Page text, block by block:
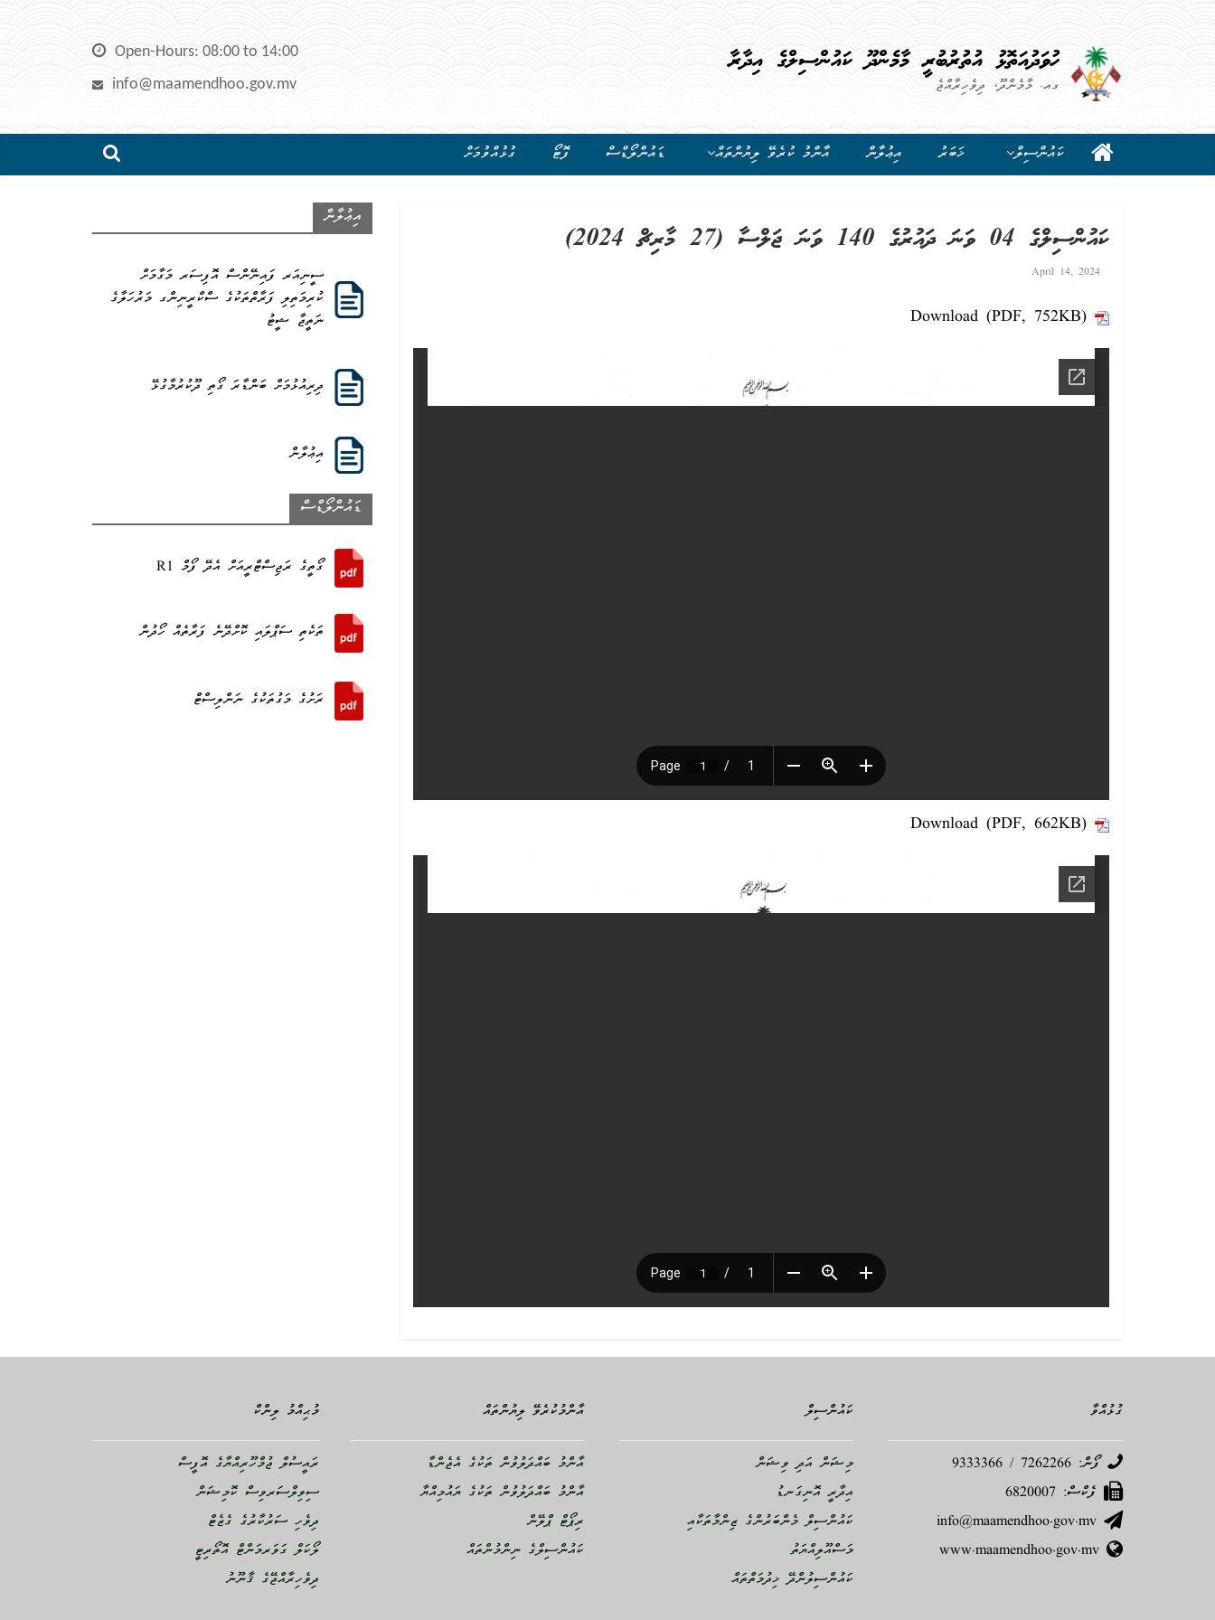
Skip
ހުވަދުއަތޮޅު އުތުރުބުރީ މާމެންދޫ ކައުންސިލްގެ އިދާރާ
ގއ. މާމެންދޫ، ދިވެހިރާއްޖެ
Open-Hours: 08:00 to 14:00
info@maamendhoo.gov.mv
ކައުންސިލް ޚަބަރު އިޢުލާން އާންމު ކުރެވޭ ލިޔުންތައް ޑައުންލޯޑްސް ފޮޓޯ ގުޅުއްވުމަށް
ކައުންސިލްގެ 04 ވަނަ ދައުރުގެ 140 ވަނަ ޖަލްސާ (27 މާރިޗް 2024)
April 14, 2024
Download (PDF, 752KB)
Download (PDF, 662KB)
އިޢުލާން
ސީނިއަރ ފައިނޭންސް އޮފިސަރ މަގާމަށް
ކުރިމަތިލި ފަރާތްތަކުގެ ސްކްރީނިންގ މަރުހަލާގެ
ނަތީޖާ ޝީޓު
ދިރިއުޅުމަށް ބަންޑާރަ ގޯތި ދޫކުރުމާގުޅޭ
އިޢުލާން
ޑައުންލޯޑްސް
ގޯތީގެ ރަޖިސްޓްރީއަށް އެދޭ ފޯމް R1
ތަކެތި ސަޕްލައި ކޮށްދޭނެ ފަރާތެއް ހޯދުން
ރަށުގެ މަގުތަކުގެ ނަންލިސްޓް
މުޙިއްމު ލިންކް
ރައީސުލް ޖުމްހޫރިއްޔާގެ އޮފީސް
ސިވިލްސަރވިސް ކޮމިޝަން
ދިވެހި ސަރުކާރުގެ ގެޒެޓް
ލޯކަލް ގަވަރމަންޓް އޮތޯރިޓީ
ދިވެހިރާއްޖޭގެ ޤާނޫނު
އާންމުކުރެވޭ ލިޔުންތައް
އާންމު ބައްދަލުވުން ތަކުގެ އެޖެންޑާ
އާންމު ބައްދަލުވުން ތަކުގެ ޔައުމިއްޔާ
ރިޕޯޓް ޕްލޭން
ކައުންސިލްގެ ނިންމުންތައް
ކައުންސިލް
މިޝަން އަދި ވިޝަން
އިދާރީ އޮނިގަނޑު
ކައުންސިލް މެންބަރުންގެ ޒިންމާތަކާއި
މަސްއޫލިއްޔަތު
ކައުންސިލުންދޭ ޚިދުމަތްތައް
ގުޅުއްވާ
ފޯން: 7262266 / 9333366
ފެކްސް: 6820007